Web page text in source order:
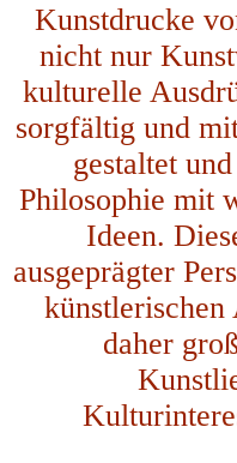
Kunstdrucke
nicht nur
kulturelle
sorgfältig und
gestaltet
Philosophie mit
Ideen.
ausgeprägter
künstlerischen
daher